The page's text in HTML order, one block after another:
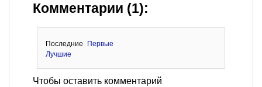
Комментарии (1):
Последние
Первые
Лучшие
Чтобы оставить комментарий